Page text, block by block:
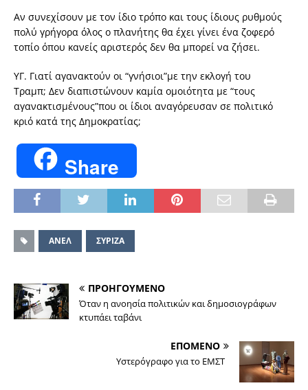
Αν συνεχίσουν με τον ίδιο τρόπο και τους ίδιους ρυθμούς
πολύ γρήγορα όλος ο πλανήτης θα έχει γίνει ένα ζοφερό
τοπίο όπου κανείς αριστερός δεν θα μπορεί να ζήσει.
ΥΓ. Γιατί αγανακτούν οι “γνήσιοι”με την εκλογή του
Τραμπ; Δεν διαπιστώνουν καμία ομοιότητα με “τους
αγανακτισμένους”που οι ίδιοι αναγόρευσαν σε πολιτικό
κριό κατά της Δημοκρατίας;
Share
ΑΝΕΛ ΣΥΡΙΖΑ
ΠΡΟΗΓΟΥΜΕΝΟ
Όταν η ανοησία πολιτικών και δημοσιογράφων
κτυπάει ταβάνι
ΕΠΟΜΕΝΟ
Υστερόγραφο για το ΕΜΣΤ